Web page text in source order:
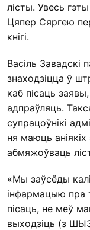
лісты. Увесь
Цяпер Сяргею
кнігі.
Васіль Завадскі
знаходзіцца ў
каб пісаць
адпраўляць.
супрацоўнікі
ня маюць
абмяжоўваць
«Мы заўсёды
інфармацыю пра
пісаць, не меў
выходзіць (з